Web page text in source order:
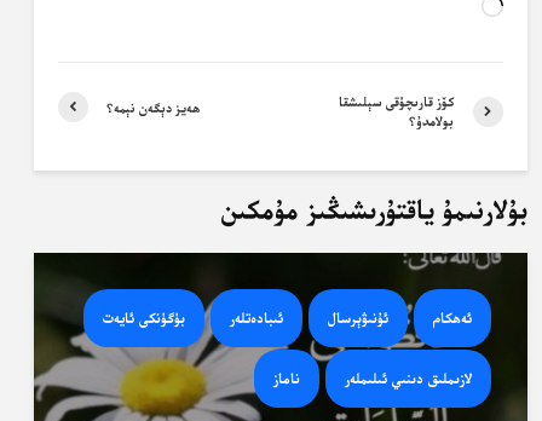
Loading…
ھەيز دېگەن نېمە؟
كۆز قارىچۇقى سېلىشقا
بولامدۇ؟
بۇلارنىمۇ ياقتۇرىشىڭىز مۇمكىن
ئەھكام ئۇنىۋېرسال ئىبادەتلەر بۈگۈنكى ئايەت
لازىملىق دىنىي ئىلىملەر ناماز